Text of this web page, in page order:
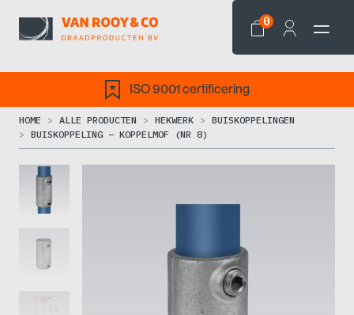
0
ISO 9001 certificering
HOME ALLE PRODUCTEN HEKWERK
BUISKOPPELINGEN
BUISKOPPELING – KOPPELMOF (NR 8)